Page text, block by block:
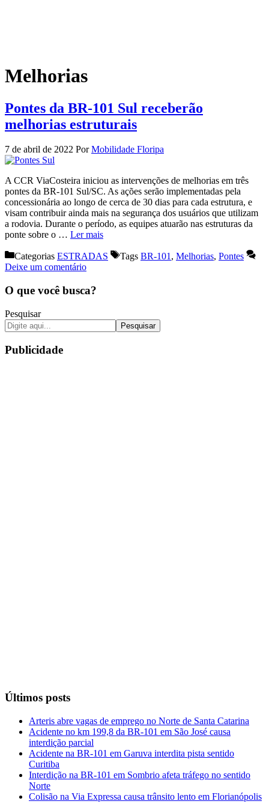
Melhorias
Pontes da BR-101 Sul receberão
melhorias estruturais
7 de abril de 2022 PorMobilidade Floripa
A CCR ViaCosteira iniciou as intervenções de melhorias em três
pontes da BR-101 Sul/SC. As ações serão implementadas pela
concessionária ao longo de cerca de 30 dias para cada estrutura, e
visam contribuir ainda mais na segurança dos usuários que utilizam
a rodovia. Durante o período, as equipes atuarão nas estruturas da
ponte sobre o … Ler mais
Categorias ESTRADAS Tags BR-101, Melhorias, Pontes
Deixe um comentário
O que você busca?
Pesquisar
Pesquisar
Publicidade
Últimos posts
Arteris abre vagas de emprego no Norte de Santa Catarina
Acidente no km 199,8 da BR-101 em São José causa
interdição parcial
Acidente na BR-101 em Garuva interdita pista sentido
Curitiba
Interdição na BR-101 em Sombrio afeta tráfego no sentido
Norte
Colisão na Via Expressa causa trânsito lento em Florianópolis